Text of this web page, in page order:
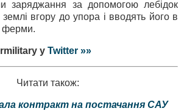
заряджання за допомогою лебідок
вгору до упора і вводять його в
ферми.
у Twitter »»
Читати також:
контракт на постачання САУ